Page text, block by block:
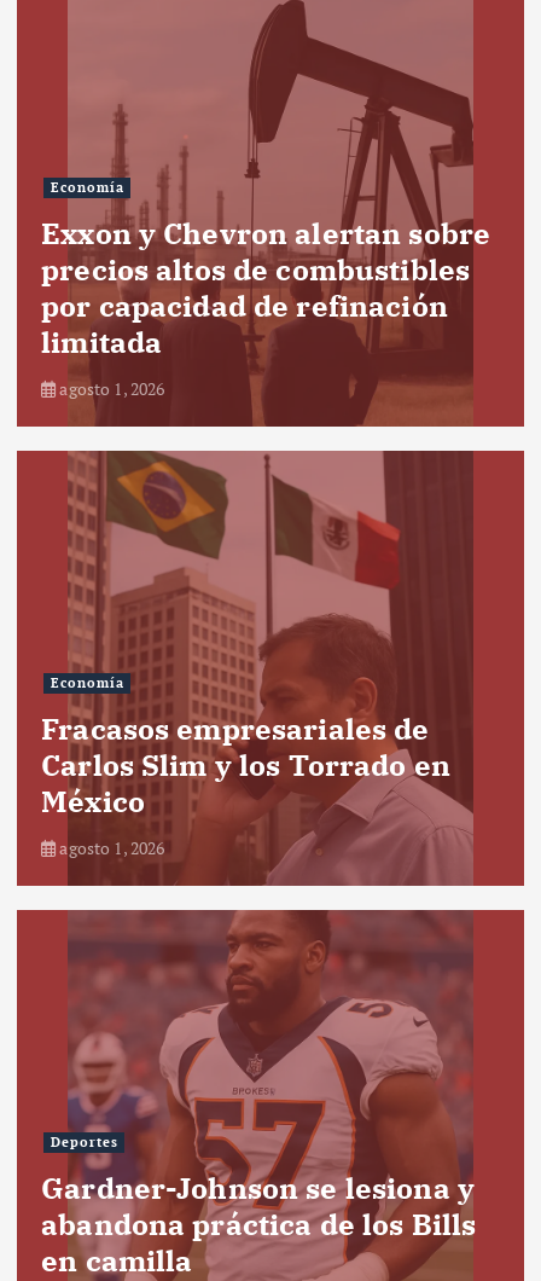
Economía
Exxon y Chevron alertan sobre
precios altos de combustibles
por capacidad de refinación
limitada
agosto 1, 2026
Economía
Fracasos empresariales de
Carlos Slim y los Torrado en
México
agosto 1, 2026
Deportes
Gardner-Johnson se lesiona y
abandona práctica de los Bills
en camilla